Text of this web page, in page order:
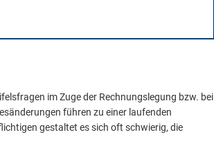
im Zuge der Rechnungslegung bzw. bei
führen zu einer laufenden
gestaltet es sich oft schwierig, die